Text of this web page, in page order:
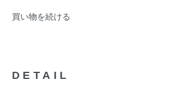
買い物を続ける
DETAIL